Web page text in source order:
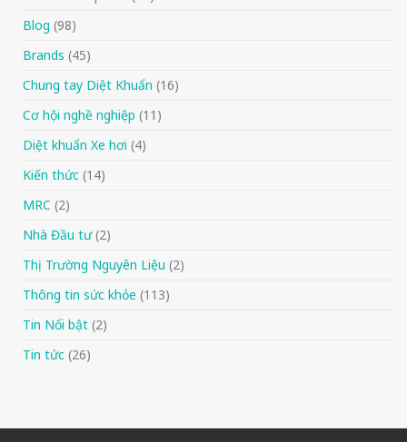
Blog (98)
Brands (45)
Chung tay Diệt Khuẩn (16)
Cơ hội nghề nghiệp (11)
Diệt khuẩn Xe hơi (4)
Kiến thức (14)
MRC (2)
Nhà Đầu tư(2)
Thị Trường Nguyên Liệu (2)
Thông tin sức khỏe (113)
Tin Nổi bật (2)
Tin tức (26)